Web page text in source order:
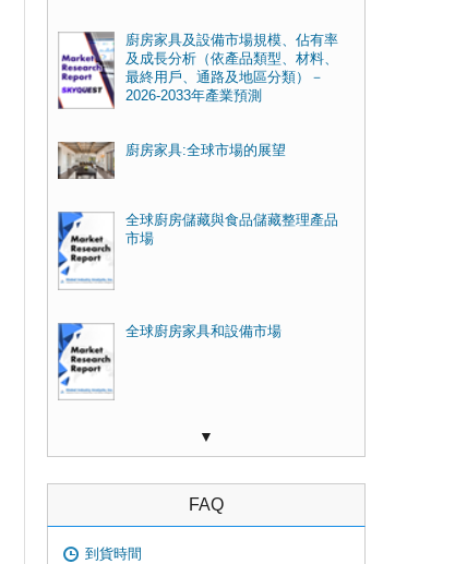
廚房家具及設備市場規模、佔有率
及成長分析（依產品類型、材料、
最終用戶、通路及地區分類）－
2026-2033年產業預測
廚房家具:全球市場的展望
全球廚房儲藏與食品儲藏整理產品
市場
全球廚房家具和設備市場
▼
FAQ
到貨時間